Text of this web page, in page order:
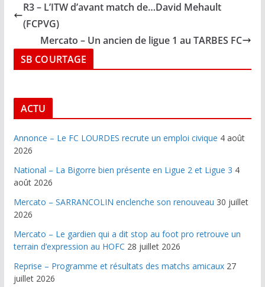
R3 – L’ITW d’avant match de…David Mehault
(FCPVG)
Mercato – Un ancien de ligue 1 au TARBES FC
SB COURTAGE
ACTU
Annonce – Le FC LOURDES recrute un emploi civique 4 août
2026
National – La Bigorre bien présente en Ligue 2 et Ligue 3 4
août 2026
Mercato – SARRANCOLIN enclenche son renouveau 30 juillet
2026
Mercato – Le gardien qui a dit stop au foot pro retrouve un
terrain d’expression au HOFC 28 juillet 2026
Reprise – Programme et résultats des matchs amicaux 27
juillet 2026